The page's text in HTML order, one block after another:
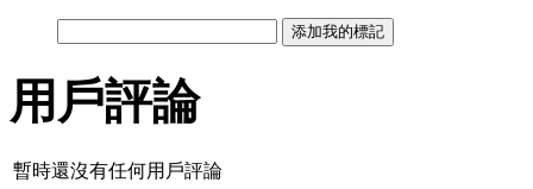
用戶評論
暫時還沒有任何用戶評論